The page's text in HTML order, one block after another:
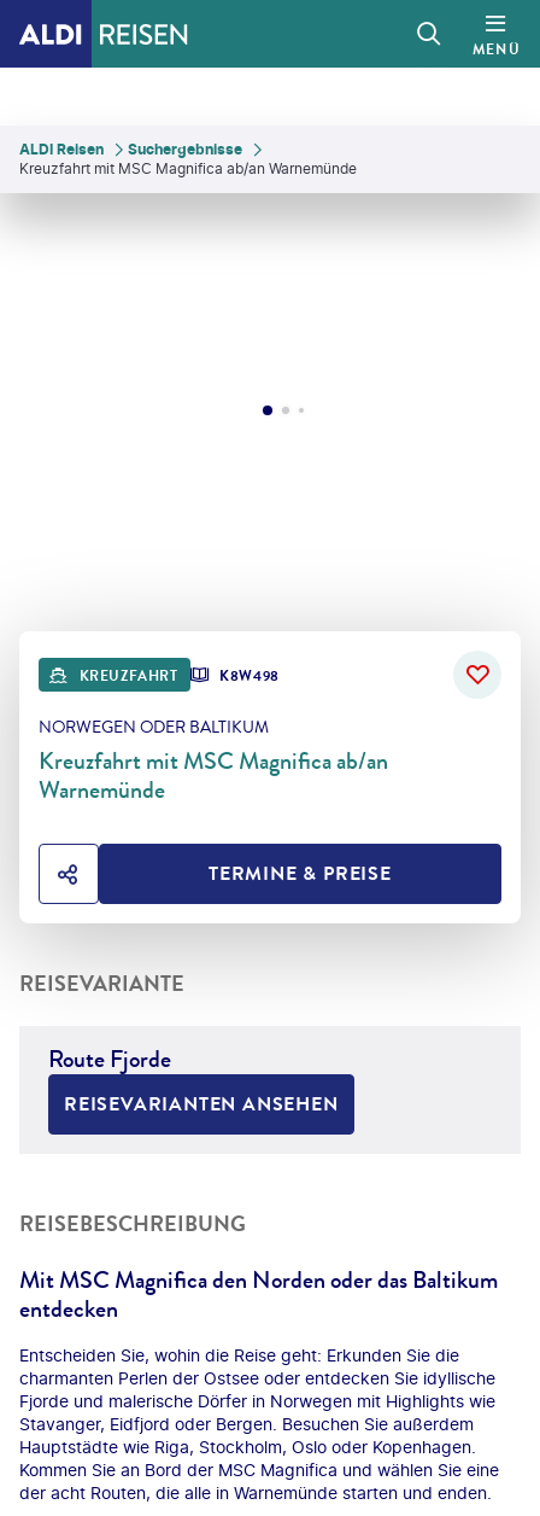
MENÜ
ALDI Reisen
Suchergebnisse
Kreuzfahrt mit MSC Magnifica ab/an Warnemünde
KREUZFAHRT K8W498
NORWEGEN ODER BALTIKUM
Kreuzfahrt mit MSC Magnifica ab/an
Warnemünde
HOTEL TEILENTERMINE & PREISE
REISEVARIANTE
Route Fjorde
REISEVARIANTEN ANSEHEN
REISEBESCHREIBUNG
Mit MSC Magnifica den Norden oder das Baltikum
entdecken
Entscheiden Sie, wohin die Reise geht: Erkunden Sie die
charmanten Perlen der Ostsee oder entdecken Sie idyllische
Fjorde und malerische Dörfer in Norwegen mit Highlights wie
Stavanger, Eidfjord oder Bergen. Besuchen Sie außerdem
Hauptstädte wie Riga, Stockholm, Oslo oder Kopenhagen.
Kommen Sie an Bord der MSC Magnifica und wählen Sie eine
der acht Routen, die alle in Warnemünde starten und enden.